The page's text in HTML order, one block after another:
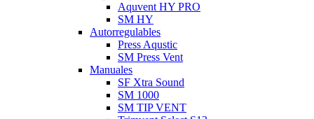
Aquvent HY PRO
SM HY
Autorregulables
Press Aqustic
SM Press Vent
Manuales
SF Xtra Sound
SM 1000
SM TIP VENT